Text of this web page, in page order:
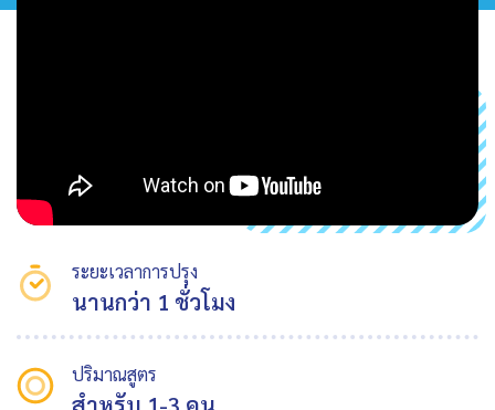
ระยะเวลาการปรุง
นานกว่า 1 ชั่วโมง
ปริมาณสูตร